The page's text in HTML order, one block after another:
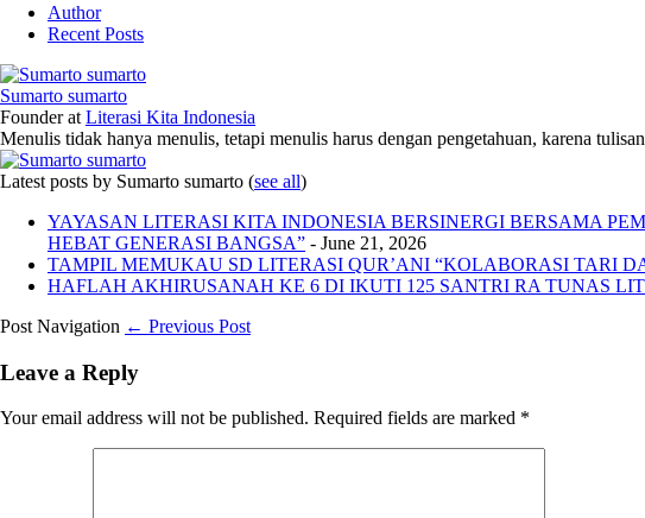
Author
Recent Posts
Sumarto sumarto
Founderat Literasi Kita Indonesia
Menulis tidak hanya menulis, tetapi menulis harus dengan pengetahuan, karena
Latest posts by Sumarto sumarto (see all)
YAYASAN LITERASI KITA INDONESIA BERSINERGI BERSAMA
HEBAT GENERASI BANGSA” - June 21, 2026
TAMPIL MEMUKAU SD LITERASI QUR’ANI “KOLABORASI TARI
HAFLAH AKHIRUSANAH KE 6 DI IKUTI 125 SANTRI RA TUNAS
Post Navigation ← Previous Post
Leave a Reply
Your email address will not be published. Required fields are marked *